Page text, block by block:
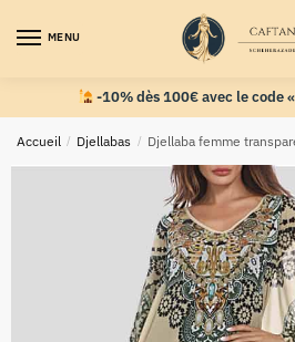
MENU
-10% dès 100€ avec le code «
Accueil / Djellabas / Djellaba femme